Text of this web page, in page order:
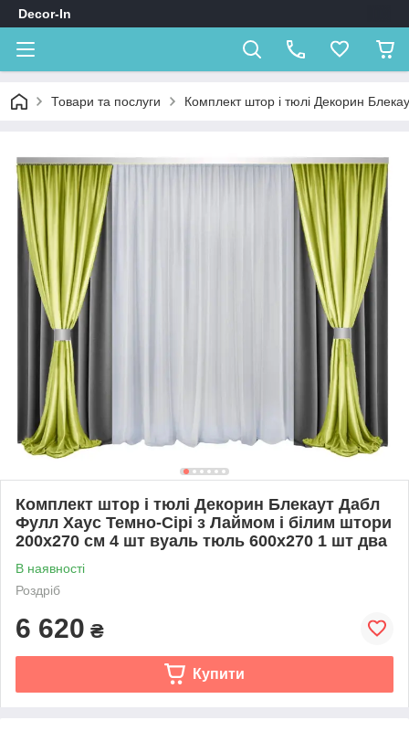
Decor-In
Товари та послуги Комплект штор і тюлі Декорин
Комплект штор і тюлі Декорин Блекаут Дабл
Фулл Хаус Темно-Сірі з Лаймом і білим штори
200x270 см 4 шт вуаль тюль 600х270 1 шт два
В наявності
Роздріб
6 620 ₴
Купити